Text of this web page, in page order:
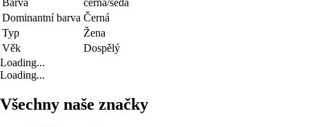
Dominantní barva Černá
Typ
Žena
Věk
Dospělý
Loading...
Loading...
Všechny naše značky